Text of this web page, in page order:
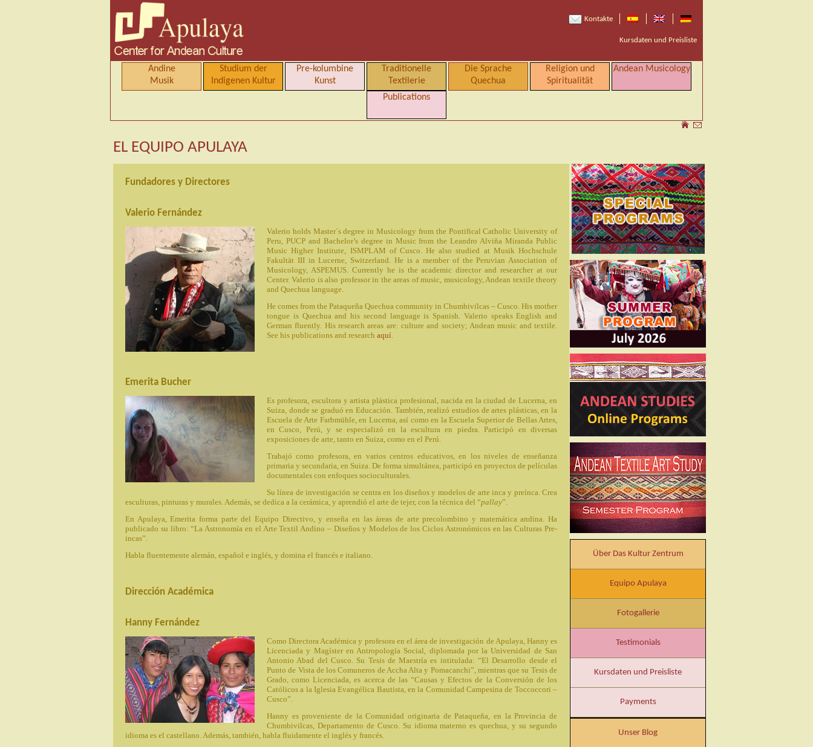
Kontakte
Kursdaten und Preisliste
Andine
Musik
Studium der
Indigenen Kultur
Pre-kolumbine
Kunst
Traditionelle
Textilerie
Die Sprache
Quechua
Religion und
Spiritualität
Andean Musicology
Publications
EL EQUIPO APULAYA
Fundadores y Directores
Valerio Fernández
Valerio holds Master´s degree in Musicology from the Pontifical Catholic University of
Peru, PUCP and Bachelor’s degree in Music from the Leandro Alviña Miranda Public
Music Higher Institute, ISMPLAM of Cusco. He also studied at Musik Hochschule
Fakultät III in Lucerne, Switzerland. He is a member of the Peruvian Association of
Musicology, ASPEMUS. Currently he is the academic director and researcher at our
Center. Valerio is also professor in the areas of music, musicology, Andean textile theory
and Quechua language.
He comes from the Pataqueña Quechua community in Chumbivilcas – Cusco. His mother
tongue is Quechua and his second language is Spanish. Valerio speaks English and
German fluently. His research areas are: culture and society; Andean music and textile.
See his publications and research aquí.
Emerita Bucher
Es profesora, escultora y artista plástica profesional, nacida en la ciudad de Lucerna, en
Suiza, donde se graduó en Educación. También, realizó estudios de artes plásticas, en la
Escuela de Arte Farbmühle, en Lucerna, así como en la Escuela Superior de Bellas Artes,
en Cusco, Perú, y se especializó en la escultura en piedra. Participó en diversas
exposiciones de arte, tanto en Suiza, como en el Perú.
Trabajó como profesora, en varios centros educativos, en los niveles de enseñanza
primaria y secundaria, en Suiza. De forma simultánea, participó en proyectos de películas
documentales con enfoques socioculturales.
Su línea de investigación se centra en los diseños y modelos de arte inca y preínca. Crea
esculturas, pinturas y murales. Además, se dedica a la cerámica, y aprendió el arte de tejer, con la técnica del “pallay”.
En Apulaya, Emerita forma parte del Equipo Directivo, y enseña en las áreas de arte precolombino y matemática andina. Ha
publicado su libro: “La Astronomía en el Arte Textil Andino – Diseños y Modelos de los Ciclos Astronómicos en las Culturas Pre-
incas”.
Habla fluentemente alemán, español e inglés, y domina el francés e italiano.
Dirección Académica
Hanny Fernández
Como Directora Académica y profesora en el área de investigación de Apulaya, Hanny es
Licenciada y Magíster en Antropología Social, diplomada por la Universidad de San
Antonio Abad del Cusco. Su Tesis de Maestría es intitulada: “El Desarrollo desde el
Punto de Vista de los Comuneros de Accha Alta y Pomacanchi”, mientras que su Tesis de
Grado, como Licenciada, es acerca de las “Causas y Efectos de la Conversión de los
Católicos a la Iglesia Evangélica Bautista, en la Comunidad Campesina de Toccoccori –
Cusco”.
Hanny es proveniente de la Comunidad originaria de Pataqueña, en la Provincia de
Chumbivilcas, Departamento de Cusco. Su idioma materno es quechua, y su segundo
idioma es el castellano. Además, también, habla fluidamente el inglés y francés.
Über Das Kultur Zentrum
Equipo Apulaya
Fotogallerie
Testimonials
Kursdaten und Preisliste
Payments
Unser Blog